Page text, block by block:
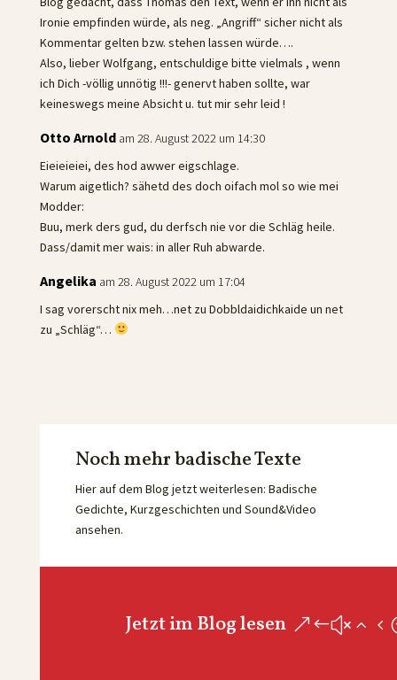
Ironie empfinden würde, als neg. „Angriff“ sicher nicht als
Kommentar gelten bzw. stehen lassen würde….
Also, lieber Wolfgang, entschuldige bitte vielmals , wenn
ich Dich -völlig unnötig !!!- genervt haben sollte, war
keineswegs meine Absicht u. tut mir sehr leid !
Otto Arnold am 28. August 2022 um 14:30
Eieieieiei, des hod awwer eigschlage.
Warum aigetlich? sähetd des doch oifach mol so wie mei
Modder:
Buu, merk ders gud, du derfsch nie vor die Schläg heile.
Dass/damit mer wais: in aller Ruh abwarde.
Angelika am 28. August 2022 um 17:04
I sag vorerscht nix meh…net zu Dobbldaidichkaide un net
zu „Schläg“…
Noch mehr badische Texte
Hier auf dem Blog jetzt weiterlesen: Badische
Gedichte, Kurzgeschichten und Sound&Video
ansehen.
Jetzt im Blog lesen